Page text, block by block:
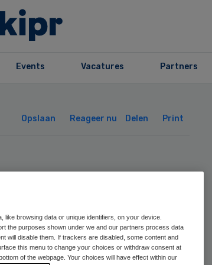
Events Vacatures Partners
Opslaan Reageer nu Delen Print
aan
browsing data or unique identifiers, on your device.
the purposes shown under we and our partners process data
will disable them. If trackers are disabled, some content and
this menu to change your choices or withdraw consent at
of the webpage. Your choices will have effect within our